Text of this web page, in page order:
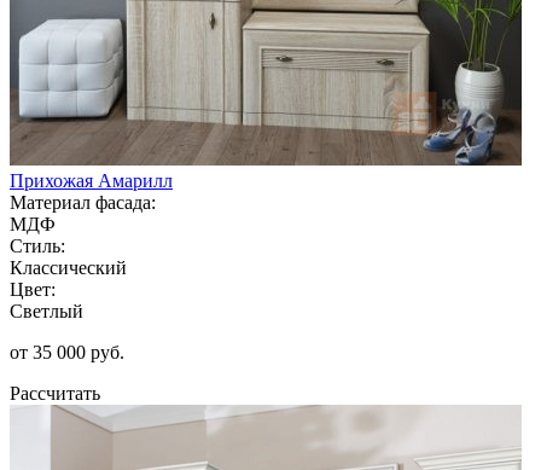
Прихожая Амарилл
Материал фасада:
МДФ
Стиль:
Классический
Цвет:
Светлый
от 35 000 руб.
Рассчитать